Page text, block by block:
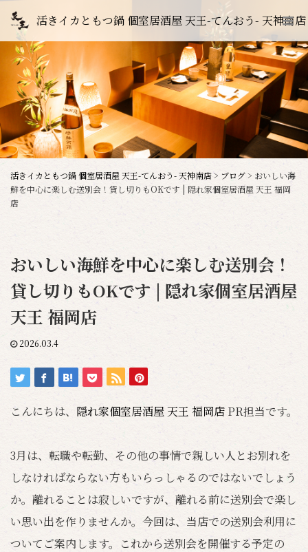
活きイカともつ鍋 個室居酒屋 天王-てんおう- 天神南店
活きイカともつ鍋 個室居酒屋 天王-てんおう- 天神南店> ブログ> おいしい海
鮮を中心に楽しむ送別会！貸し切りもOKです | 隠れ家個室居酒屋 天王 福岡
店
おいしい海鮮を中心に楽しむ送別会！
貸し切りもOKです | 隠れ家個室居酒屋
天王 福岡店
2026.03.4
こんにちは、 隠れ家個室居酒屋 天王 福岡店 PR担当です。
3月は、転職や転勤、その他の事情で親しい人とお別れを
しなければならない方もいらっしゃるのではないでしょう
か。離れることは寂しいですが、離れる前に送別会で楽し
い思い出を作りませんか。今回は、当店での送別会利用に
ついてご案内します。これから送別会を開催する予定の